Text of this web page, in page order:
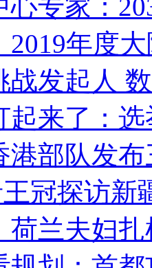
心专家：
2019年度
战发起人
起来了：
港部队发
冠探访新
荷兰夫妇